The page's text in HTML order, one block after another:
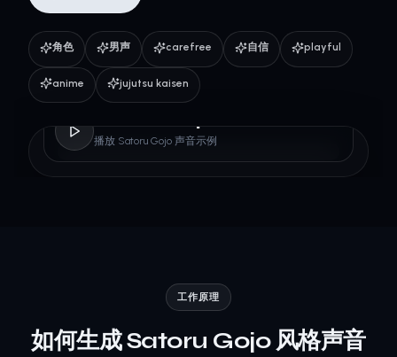
角色 男声 carefree 自信 playful
anime jujutsu kaisen
播放 Satoru Gojo 声音示例
工作原理
如何生成 Satoru Gojo 风格声音